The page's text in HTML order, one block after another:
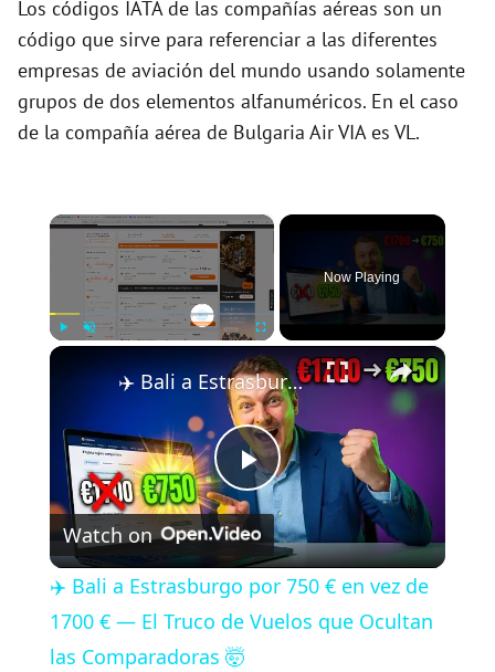
Los códigos IATA de las compañías aéreas son un
código que sirve para referenciar a las diferentes
empresas de aviación del mundo usando solamente
grupos de dos elementos alfanuméricos. En el caso
de la compañía aérea de Bulgaria Air VIA es VL.
×
Now Playing
×
P
l
a
✈️ Bali a Estrasburgo por 750 € en vez de 1700 € — El Truco de Vuelos que Ocultan las Comparadoras 🤯
Watch on
✈️ Bali a Estrasburgo por 750 € en vez de
1700 € — El Truco de Vuelos que Ocultan
las Comparadoras 🤯